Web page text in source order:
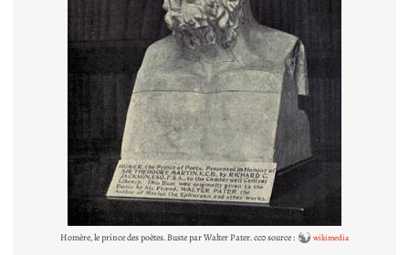
Homère, le prince des poètes. Buste par Walter Pater. cc0 source : wikimedia